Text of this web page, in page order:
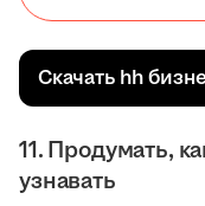
Скачать hh
11. Продумать,
узнавать